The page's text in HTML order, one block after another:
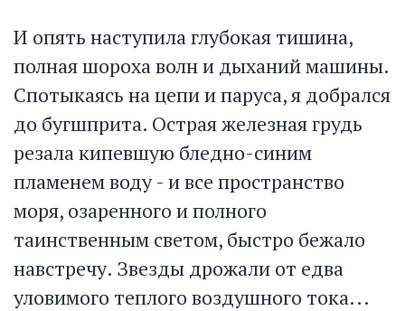
И опять наступила глубокая тишина,
полная шороха волн и дыханий машины.
Спотыкаясь на цепи и паруса, я добрался
до бугшприта. Острая железная грудь
резала кипевшую бледно-синим
пламенем воду - и все пространство
моря, озаренного и полного
таинственным светом, быстро бежало
навстречу. Звезды дрожали от едва
уловимого теплого воздушного тока...